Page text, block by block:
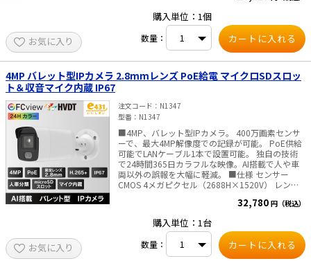
ます。このシステムは、人間と車両の識別にフォ
ーカスし、アラームの 効率と効果を大幅に向上さ
能：IP67 / 耐衝撃性能：IK10 消費電力：最大
2.6W / PoC.af 寸法：Φ111mm ×82.4mm・重
量 約440g ■ご注意■ ・PoC給電は、弊社PoC
対応レコーダー以外では対応していません。 ・AC
アダプタは付属しておりません。別途販売はこち
らより
お気に入り
購入単位：1個
数量：
4MP バレット型IPカメラ 2.8mmレンズ PoE給電 マイクロSDスロッ
ト＆収音マイク内蔵 IP67
注文コード
N1347
型番
N1347
■4MP、バレット型IPカメラ。 400万画素センサ
ーで、最大4MP解像度での記録が可能。 PoE供給
可能でLANケーブル1本で設置可能。 独自の技術
で24時間365日カラフルな映像。AI搭載で人や車
両以外の誤報を大幅に軽減。 ■仕様 センサー
CMOS 4メガピクセル（2688H×1520V） レンズ
語、英語、中国語、など 搭載ストレージ マイクロ
SDカードスロット（最大512GB)SDカードのご購
入はこちらから 内蔵マイク 搭載 防水防塵性能
32,780 円（税込）
お気に入り
購入単位：1台
数量：